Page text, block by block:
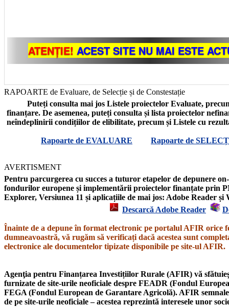
RAPOARTE de Evaluare, de Selecție și de Constestație
Puteți consulta mai jos Listele proiectelor Evaluate,
finanțare. De asemenea, puteți consulta și lista proiectelor
neîndeplinirii condițiilor de elibilitate, precum și Listele cu
Rapoarte de EVALUARE Rapoarte de
AVERTISMENT
Pentru parcurgerea cu succes a tuturor etapelor de depunere
fondurilor europene și implementării proiectelor finanțate prin
Explorer, Versiunea 11 și aplicațiile de mai jos: Adobe Reader și
Descarcă Adobe Reader
Înainte de a depune în format electronic pe portalul AFIR orice
dumneavoastră, vă rugăm să verificați dacă acestea sunt
electronice ale documentelor tipizate disponibile pe site-ul AFIR.
Agenţia pentru Finanțarea Investițiilor Rurale (AFIR) vă
furnizate de site-urile neoficiale despre FEADR (Fondul
FEGA (Fondul European de Garantare Agricolă). AFIR
de pe site-urile neoficiale – acestea reprezintă interesele unor